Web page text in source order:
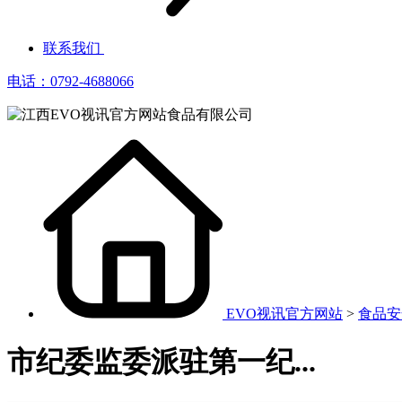
联系我们
电话：0792-4688066
EVO视讯官方网站 > 食品
市纪委监委派驻第一纪...